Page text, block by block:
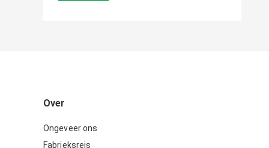
Over
Ongeveer ons
Fabrieksreis